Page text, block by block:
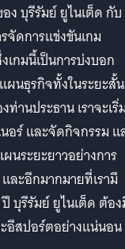
ง บุรีรัมย์ ยูไนเต็ด กับ
จัดการแข่งขันเกม
เกมนี้เป็นการบ่งบอก
นธุรกิจทั้งในระยะสั้น
านประธาน เราจะเริ่
อร์ และจัดกิจกรรม แ
นระยะยาวอย่างการ
ละอีกมากมายที่เรามี
บุรีรัมย์ ยูไนเต็ด ต้อ
อีสปอร์ตอย่างแน่นอน